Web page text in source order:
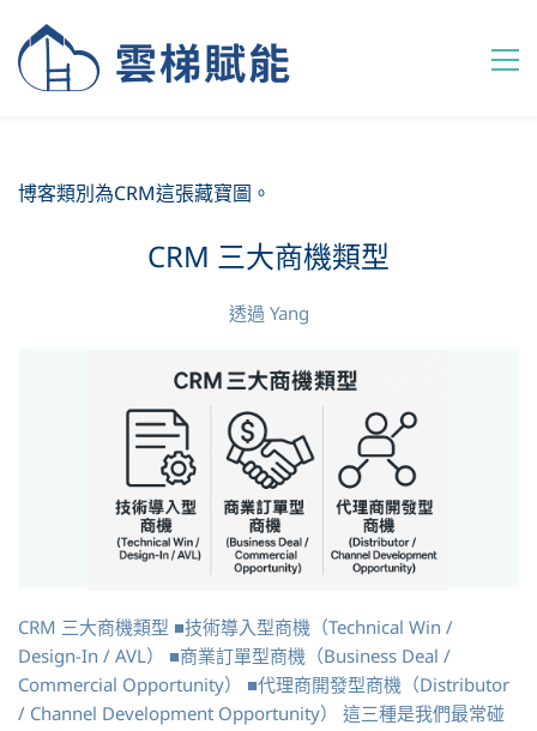
博客類別為CRM這張藏寶圖。
CRM 三大商機類型
透過 Yang
CRM 三大商機類型 ■技術導入型商機（Technical Win /
Design-In / AVL） ■商業訂單型商機（Business Deal /
Commercial Opportunity） ■代理商開發型商機（Distributor
/ Channel Development Opportunity） 這三種是我們最常碰